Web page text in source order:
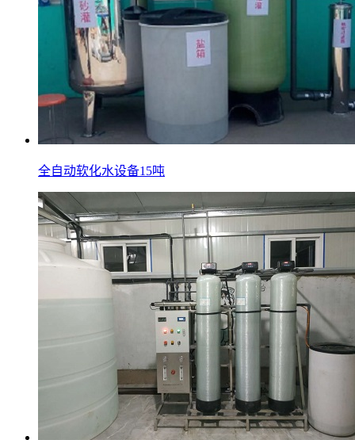
全自动软化水设备15吨